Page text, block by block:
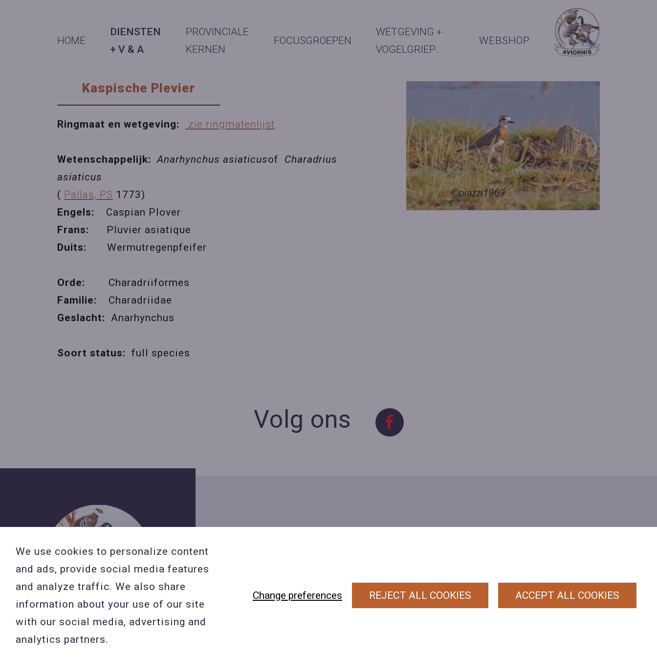
HOME
DIENSTEN
+ V & A
PROVINCIALE
KERNEN
FOCUSGROEPEN
WETGEVING +
VOGELGRIEP
WEBSHOP
Kaspische Plevier
Ringmaat en wetgeving: zie ringmatenlijst
Wetenschappelijk:Anarhynchus asiaticusof Charadrius
asiaticus
( Pallas, PS 1773)
Engels: Caspian Plover
Frans: Pluvier asiatique
Duits: Wermutregenpfeifer
Orde: Charadriiformes
Familie: Charadriidae
Geslacht: Anarhynchus
Soort status: full species
Volg ons
477601560
Wuytsbergen (HRT)
118, 2200 Herentals
VOORWAARDEN
COOKIEBELEID
We use cookies to personalize content
and ads, provide social media features
and analyze traffic. We also share
information about your use of our site
with our social media, advertising and
analytics partners.
Change preferences REJECT ALL COOKIES ACCEPT ALL COOKIES